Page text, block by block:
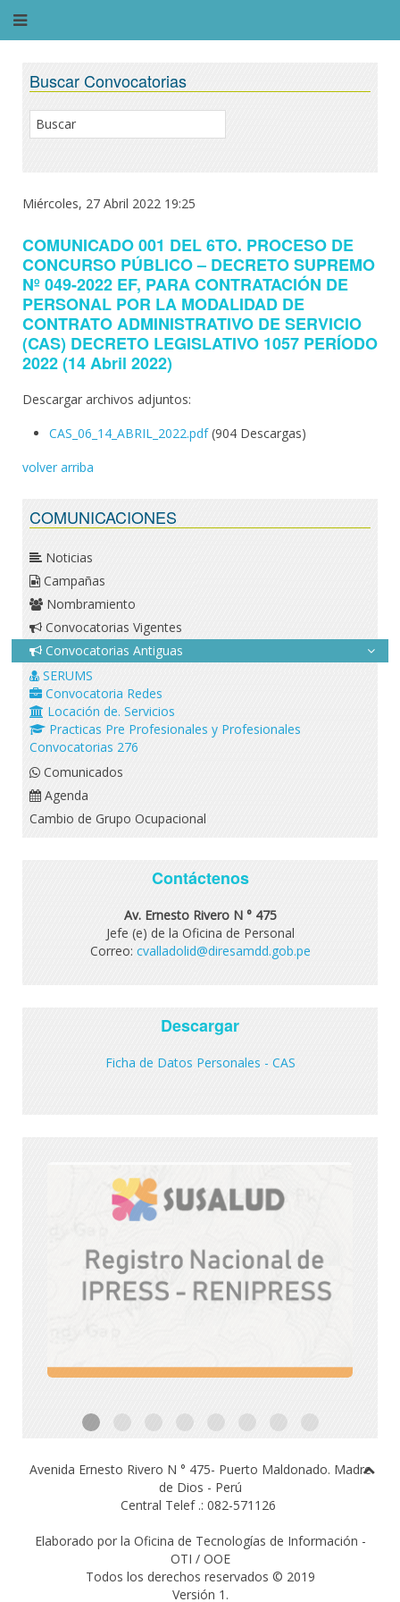
Buscar Convocatorias
Miércoles, 27 Abril 2022 19:25
COMUNICADO 001 DEL 6TO. PROCESO DE
CONCURSO PÚBLICO – DECRETO SUPREMO
Nº 049-2022 EF, PARA CONTRATACIÓN DE
PERSONAL POR LA MODALIDAD DE
CONTRATO ADMINISTRATIVO DE SERVICIO
(CAS) DECRETO LEGISLATIVO 1057 PERÍODO
2022 (14 Abril 2022)
Descargar archivos adjuntos:
CAS_06_14_ABRIL_2022.pdf (904 Descargas)
volver arriba
COMUNICACIONES
Noticias
Campañas
Nombramiento
Convocatorias Vigentes
Convocatorias Antiguas
SERUMS
Convocatoria Redes
Locación de. Servicios
Practicas Pre Profesionales y Profesionales
Convocatorias 276
Comunicados
Agenda
Cambio de Grupo Ocupacional
Contáctenos
Av. Ernesto Rivero N ° 475
Jefe (e) de la Oficina de Personal
Correo: cvalladolid@diresamdd.gob.pe
Descargar
Ficha de Datos Personales - CAS
Avenida Ernesto Rivero N ° 475- Puerto Maldonado. Madre
de Dios - Perú
Central Telef .: 082-571126
Elaborado por la Oficina de Tecnologías de Información -
OTI / OOE
Todos los derechos reservados © 2019
Versión 1.